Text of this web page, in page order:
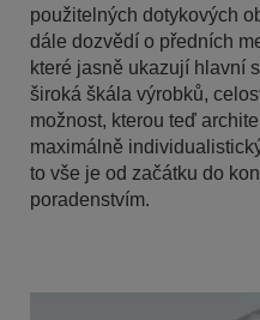
použitelných dotykových
dále dozvědí o předních
které jasně ukazují hlavní
široká škála výrobků,
možnost, kterou teď
maximálně
to vše je od začátku do
poradenstvím.